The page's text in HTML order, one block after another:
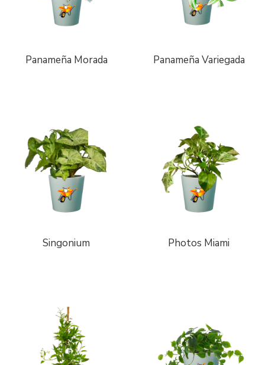
Panameña Morada Panameña Variegada
Singonium Photos Miami